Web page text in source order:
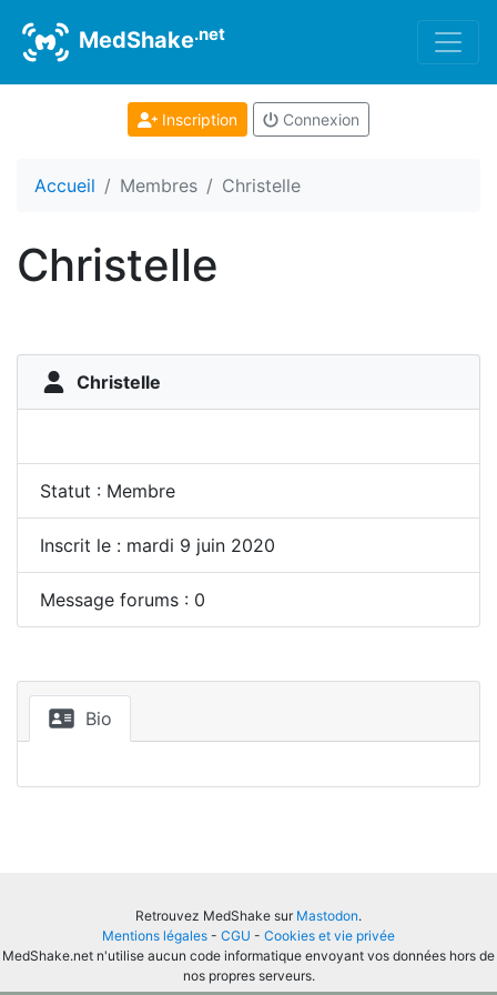
MedShake.net
Inscription Connexion
Accueil Membres Christelle
Christelle
Christelle
Statut : Membre
Inscrit le : mardi 9 juin 2020
Message forums : 0
Bio
Retrouvez MedShake sur Mastodon.
Mentions légales - CGU - Cookies et vie privée
MedShake.net n'utilise aucun code informatique envoyant vos données hors de
nos propres serveurs.